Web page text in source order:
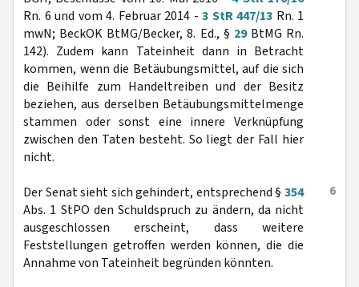
Rn. 6 und vom 4. Februar 2014 - 3 StR 447/13 Rn. 1
mwN; BeckOK BtMG/Becker, 8. Ed., § 29BtMG Rn.
142). Zudem kann Tateinheit dann in Betracht
kommen, wenn die Betäubungsmittel, auf die sich
die Beihilfe zum Handeltreiben und der Besitz
beziehen, aus derselben Betäubungsmittelmenge
stammen oder sonst eine innere Verknüpfung
zwischen den Taten besteht. So liegt der Fall hier
nicht.
6
Der Senat sieht sich gehindert, entsprechend § 354
Abs. 1 StPO den Schuldspruch zu ändern, da nicht
ausgeschlossen erscheint, dass weitere
Feststellungen getroffen werden können, die die
Annahme von Tateinheit begründen könnten.